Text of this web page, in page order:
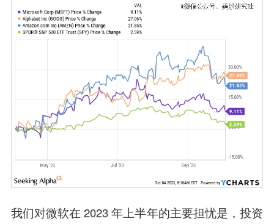
我们对微软在 2023 年上半年的主要担忧是，投资